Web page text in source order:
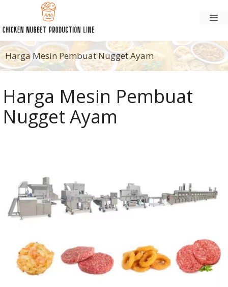
konten
Harga Mesin Pembuat Nugget Ayam
Harga Mesin Pembuat
Nugget Ayam